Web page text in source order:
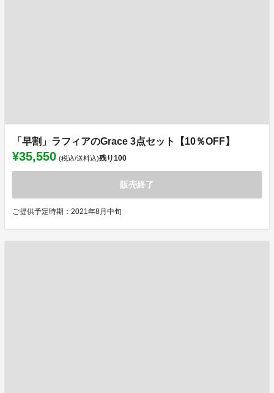
「早割」ラフィアのGrace 3点セット【10％OFF】
¥35,550 (税込/送料込)残り100
販売終了
ご提供予定時期：2021年8月中旬